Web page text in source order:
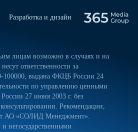
Разработка и дизайн
лицам возможно в случаях и на
ответственности за
100000, выдана ФКЦБ России 24
по управлению ценными
27 июня 2003 г. без
Рекомендации,
АО «СОЛИД Менеджмент».
негосударственными